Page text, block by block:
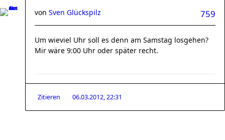
759
von Sven Glückspilz
Um wieviel Uhr soll es denn am Samstag losgehen?
Mir wäre 9:00 Uhr oder später recht.
Zitieren 06.03.2012, 22:31